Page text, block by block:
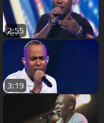
2:55
3:19